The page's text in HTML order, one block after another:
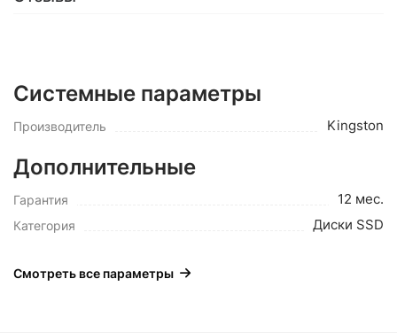
Системные параметры
Производитель Kingston
Дополнительные
Гарантия 12 мес.
Категория Диски SSD
Смотреть все параметры